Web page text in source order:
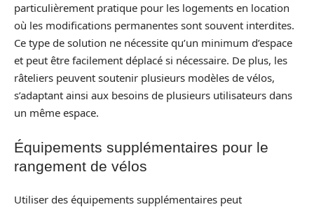
particulièrement pratique pour les logements en location
où les modifications permanentes sont souvent interdites.
Ce type de solution ne nécessite qu’un minimum d’espace
et peut être facilement déplacé si nécessaire. De plus, les
râteliers peuvent soutenir plusieurs modèles de vélos,
s’adaptant ainsi aux besoins de plusieurs utilisateurs dans
un même espace.
Équipements supplémentaires pour le
rangement de vélos
Utiliser des équipements supplémentaires peut